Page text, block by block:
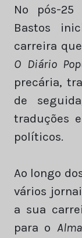
No pós-
Bastos
carreira
O Diário
precária,
de
traduções
políticos.
Ao longo
vários
a sua
para o